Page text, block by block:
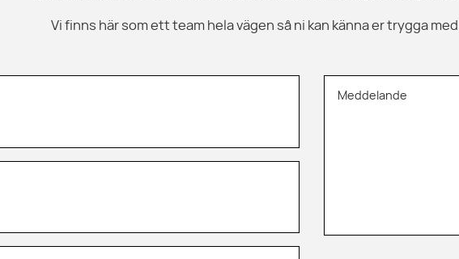
Vi finns här som ett team hela vägen så ni kan känna er trygga
Meddelande